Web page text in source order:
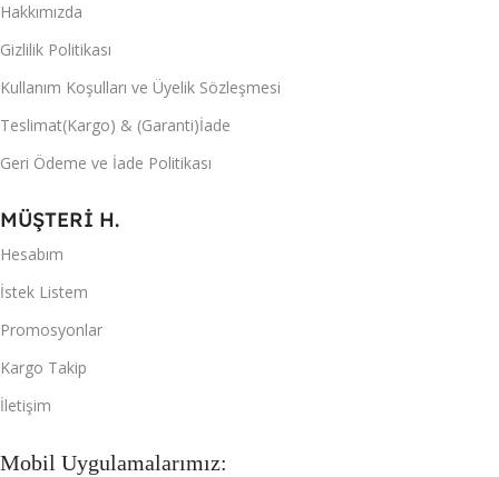
Hakkımızda
Gizlilik Politikası
Kullanım Koşulları ve Üyelik Sözleşmesi
Teslimat(Kargo) & (Garanti)İade
Geri Ödeme ve İade Politikası
MÜŞTERİ H.
Hesabım
İstek Listem
Promosyonlar
Kargo Takip
İletişim
Mobil Uygulamalarımız: